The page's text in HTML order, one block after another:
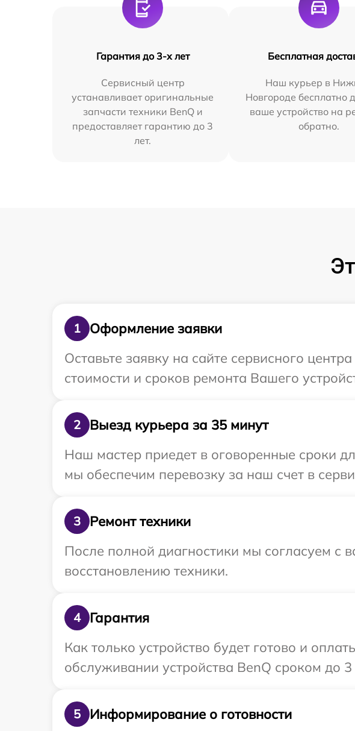
Гарантия до 3-х лет
Сервисный центр
устанавливает оригинальные
запчасти техники BenQ и
предоставляет гарантию до 3
лет.
Бесплатная
Наш курьер в
Новгороде бесплатно
ваше устройство на
обратно.
1
Оформление заявки
Оставьте заявку на сайте сервисного
стоимости и сроков ремонта Вашего
2
Выезд курьера за 35 минут
Наш мастер приедет в оговоренные сроки
мы обеспечим перевозку за наш счет в
3
Ремонт техники
После полной диагностики мы согласуем с
восстановлению техники.
4
Гарантия
Как только устройство будет готово и
обслуживании устройства BenQ сроком до 3
5
Информирование о готовности